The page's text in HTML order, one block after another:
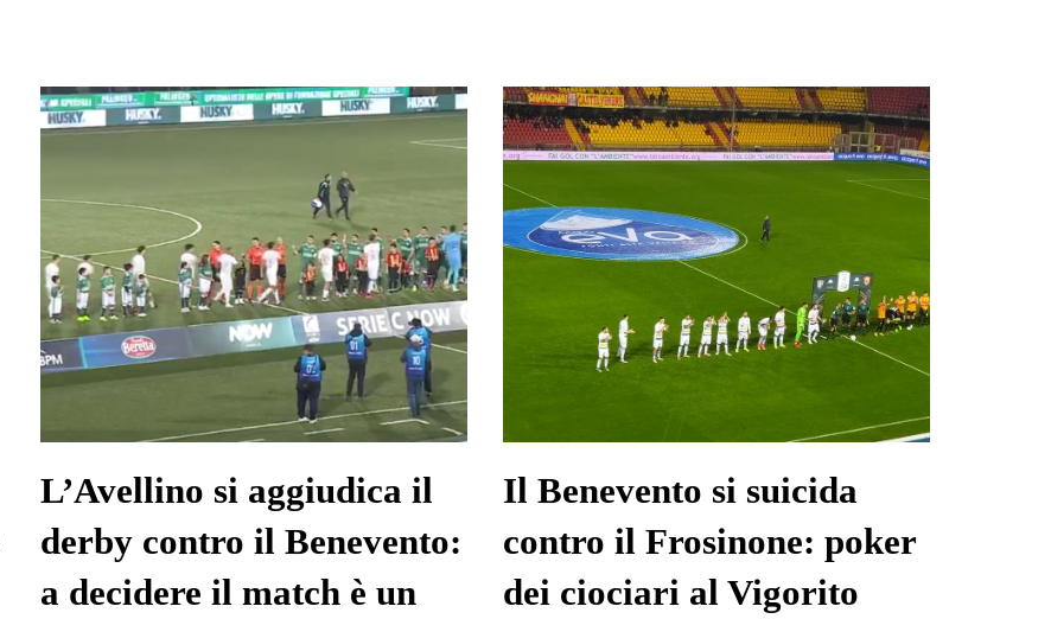
L’Avellino si aggiudica il
derby contro il Benevento:
a decidere il match è un
Il Benevento si suicida
contro il Frosinone: poker
dei ciociari al Vigorito